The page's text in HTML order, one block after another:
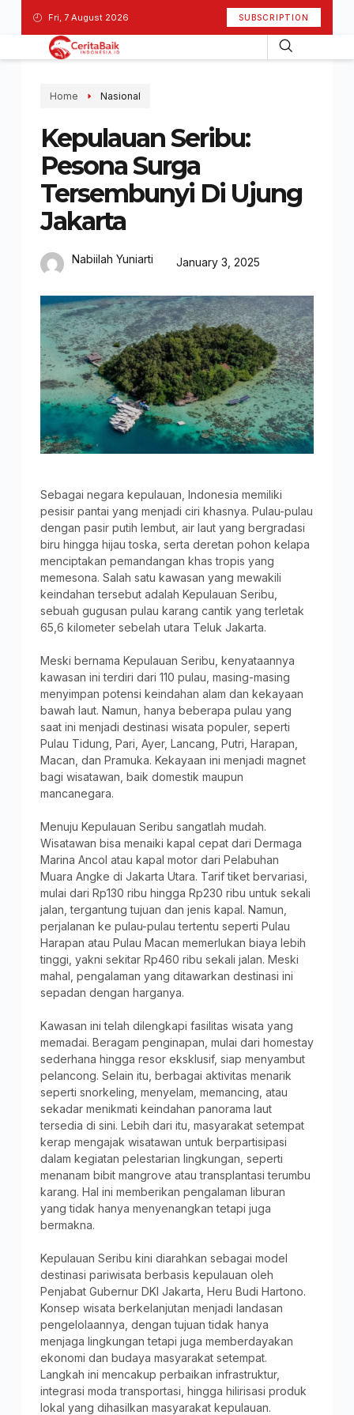
Fri, 7 August 2026 SUBSCRIPTION
Home Nasional
Kepulauan Seribu:
Pesona Surga
Tersembunyi Di Ujung
Jakarta
Nabiilah Yuniarti January 3, 2025
Sebagai negara kepulauan, Indonesia memiliki
pesisir pantai yang menjadi ciri khasnya. Pulau-pulau
dengan pasir putih lembut, air laut yang bergradasi
biru hingga hijau toska, serta deretan pohon kelapa
menciptakan pemandangan khas tropis yang
memesona. Salah satu kawasan yang mewakili
keindahan tersebut adalah Kepulauan Seribu,
sebuah gugusan pulau karang cantik yang terletak
65,6 kilometer sebelah utara Teluk Jakarta.
Meski bernama Kepulauan Seribu, kenyataannya
kawasan ini terdiri dari 110 pulau, masing-masing
menyimpan potensi keindahan alam dan kekayaan
bawah laut. Namun, hanya beberapa pulau yang
saat ini menjadi destinasi wisata populer, seperti
Pulau Tidung, Pari, Ayer, Lancang, Putri, Harapan,
Macan, dan Pramuka. Kekayaan ini menjadi magnet
bagi wisatawan, baik domestik maupun
mancanegara.
Menuju Kepulauan Seribu sangatlah mudah.
Wisatawan bisa menaiki kapal cepat dari Dermaga
Marina Ancol atau kapal motor dari Pelabuhan
Muara Angke di Jakarta Utara. Tarif tiket bervariasi,
mulai dari Rp130 ribu hingga Rp230 ribu untuk sekali
jalan, tergantung tujuan dan jenis kapal. Namun,
perjalanan ke pulau-pulau tertentu seperti Pulau
Harapan atau Pulau Macan memerlukan biaya lebih
tinggi, yakni sekitar Rp460 ribu sekali jalan. Meski
mahal, pengalaman yang ditawarkan destinasi ini
sepadan dengan harganya.
Kawasan ini telah dilengkapi fasilitas wisata yang
memadai. Beragam penginapan, mulai dari homestay
sederhana hingga resor eksklusif, siap menyambut
pelancong. Selain itu, berbagai aktivitas menarik
seperti snorkeling, menyelam, memancing, atau
sekadar menikmati keindahan panorama laut
tersedia di sini. Lebih dari itu, masyarakat setempat
kerap mengajak wisatawan untuk berpartisipasi
dalam kegiatan pelestarian lingkungan, seperti
menanam bibit mangrove atau transplantasi terumbu
karang. Hal ini memberikan pengalaman liburan
yang tidak hanya menyenangkan tetapi juga
bermakna.
Kepulauan Seribu kini diarahkan sebagai model
destinasi pariwisata berbasis kepulauan oleh
Penjabat Gubernur DKI Jakarta, Heru Budi Hartono.
Konsep wisata berkelanjutan menjadi landasan
pengelolaannya, dengan tujuan tidak hanya
menjaga lingkungan tetapi juga memberdayakan
ekonomi dan budaya masyarakat setempat.
Langkah ini mencakup perbaikan infrastruktur,
integrasi moda transportasi, hingga hilirisasi produk
lokal yang dihasilkan masyarakat kepulauan.